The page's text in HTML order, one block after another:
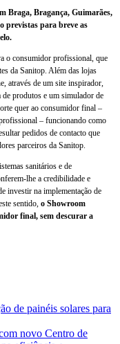
Braga, Bragança, Guimarães,
previstas para breve as
o consumidor profissional, que
da Sanitop. Além das lojas
através de um site inspirador,
de produtos e um simulador de
quer ao consumidor final –
– funcionando como
pedidos de contacto que
parceiros da Sanitop.
sanitários e de
lhe a credibilidade e
investir na implementação de
sentido, o Showroom
final, sem descurar a
de painéis solares para
novo Centro de